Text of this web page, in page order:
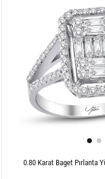
0.80 Karat Baget Pırlanta